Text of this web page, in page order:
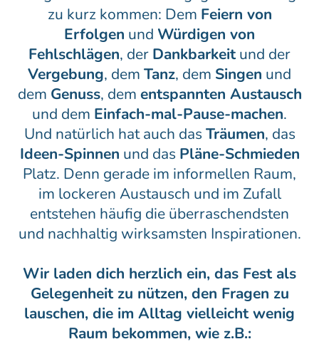
zu kurz kommen: Dem Feiern von
Erfolgen und Würdigen von
Fehlschlägen, der Dankbarkeitund der
Vergebung, dem Tanz, dem Singen und
dem Genuss, dem entspannten Austausch
und dem Einfach-mal-Pause-machen.
Und natürlich hat auch das Träumen, das
Ideen-Spinnen und das Pläne-Schmieden
Platz. Denn gerade im informellen Raum,
im lockeren Austausch und im Zufall
entstehen häufig die überraschendsten
und nachhaltig wirksamsten Inspirationen.
Wir laden dich herzlich ein, das Fest als
Gelegenheit zu nützen, den Fragen zu
lauschen, die im Alltag vielleicht wenig
Raum bekommen, wie z.B.: